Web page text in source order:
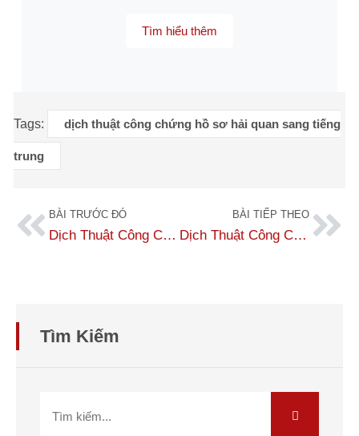
Tìm hiểu thêm
Tags: dịch thuật công chứng hồ sơ hải quan sang tiếng
trung
BÀI TRƯỚC ĐÓ
Dịch Thuật Công Chứng Vận Đơn Uy Tín – Nhanh Chóng – Chuẩn Xác Tại Dịch Thuật Số 1
BÀI TIẾP THEO
Dịch Thuật Công Chứng Giấy Phép Lao Động Nhanh Chóng – Chính Xác Nhất
Tìm Kiếm